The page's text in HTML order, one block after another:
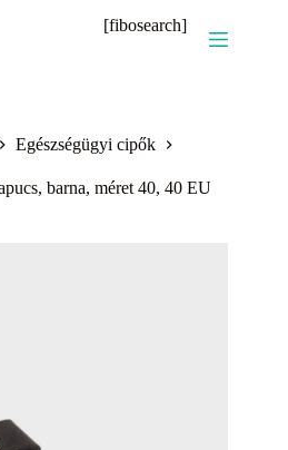
[fibosearch]
Egészségügyi cipők
barna, méret 40, 40 EU